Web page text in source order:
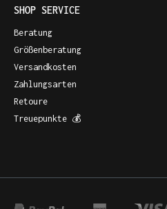
SHOP SERVICE
Beratung
Größenberatung
Versandkosten
Zahlungsarten
Retoure
Treuepunkte 💰